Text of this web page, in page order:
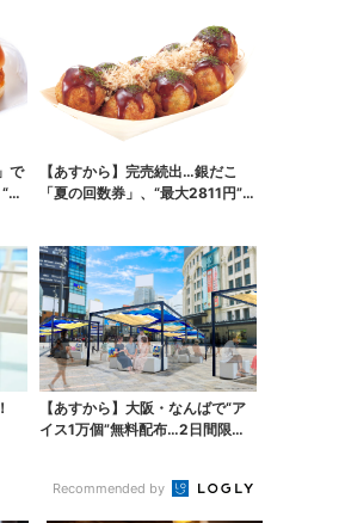
で
ハ
【あすから】完売続出…銀だこ
「夏の回数券」、“最大2811円”お
【あすから】大阪・なんばで“ア
イス1万個”無料配布…2日間限定
Recommended by